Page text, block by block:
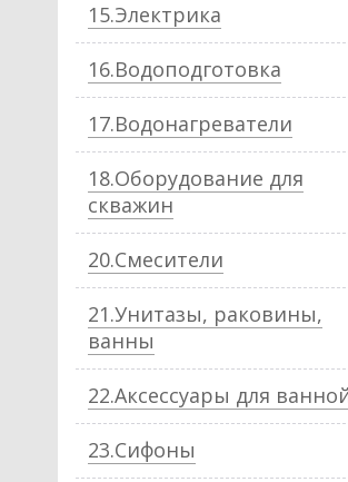
15.Электрика
16.Водоподготовка
17.Водонагреватели
18.Оборудование для
скважин
20.Смесители
21.Унитазы, раковины,
ванны
22.Аксессуары для
23.Сифоны